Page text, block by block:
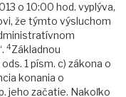
o 10:00 hod. vyplýva,
že týmto výsluchom
4Základnou
1 písm. c) zákona o
konania o
jeho začatie. Nakoľko